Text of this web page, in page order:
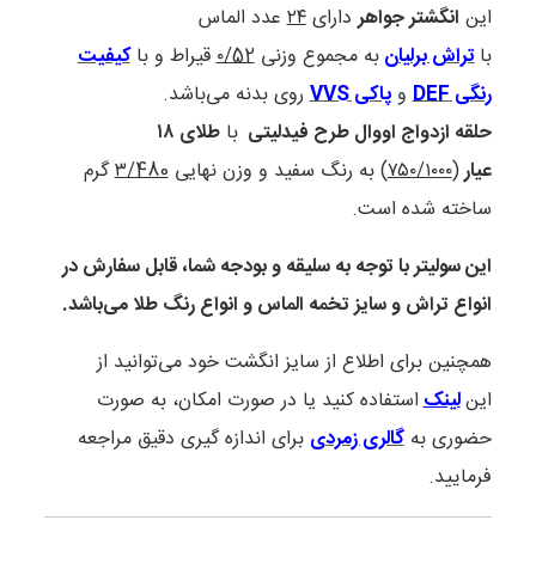
این انگشتر جواهردارای۲۴عدد الماس
با تراش برلیان به مجموع وزنی۰/52قیراط و با کیفیت
رنگی DEF
و پاکی VVS
روی بدنه می‌باشد.
حلقه ازدواج اووال طرح فیدلیتیبا
طلای ۱۸
عیار(۷۵۰/۱۰۰۰) به رنگ سفید و وزن نهایی۳/480گرم
ساخته شده است.
این سولیتر با توجه به سلیقه و بودجه شما، قابل سفارش در
انواع تراش و سایز تخمه الماس و انواع رنگ طلا می‌باشد.
همچنین برای اطلاع از سایز انگشت خود می‌توانید از
اینلینکاستفاده کنید یا در صورت امکان، به صورت
حضوری بهگالری زمردی برای اندازه گیری دقیق مراجعه
فرمایید.